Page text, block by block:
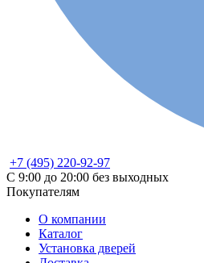
+7 (495) 220-92-97
С 9:00 до 20:00 без выходных
Покупателям
О компании
Каталог
Установка дверей